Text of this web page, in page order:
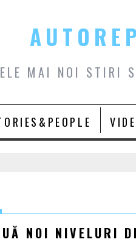
MAI NOI STIRI
NOI NIVELURI